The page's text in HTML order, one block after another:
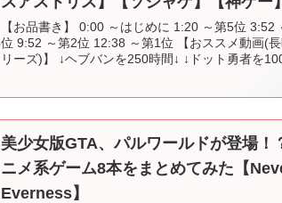
【お品書き】 0:00 ～はじめに 1:20 ～第5位 3:52
位 9:52 ～第2位 12:38 ～第1位 【おススメ動画(
リーズ)】 ↓ヘブバンを250時間↓ ↓ドット勇者を
美少女版GTA、パルワールドが登場！
ニメ系ゲーム8本をまとめてみた【
Everness】